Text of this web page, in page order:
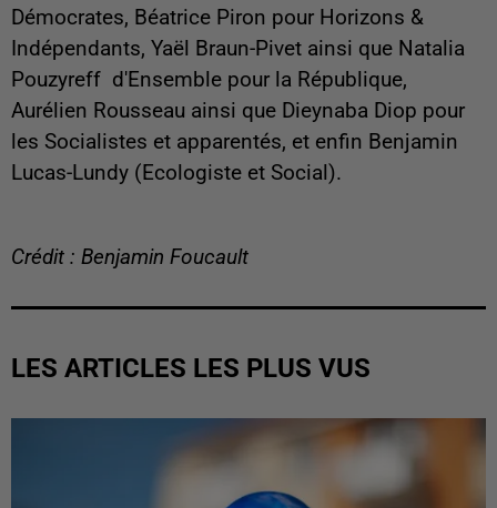
Démocrates, Béatrice Piron pour Horizons &
Indépendants, Yaël Braun-Pivet ainsi que Natalia
Pouzyreff d'Ensemble pour la République,
Aurélien Rousseau ainsi que Dieynaba Diop pour
les Socialistes et apparentés, et enfin Benjamin
Lucas-Lundy (Ecologiste et Social).
Crédit : Benjamin Foucault
LES ARTICLES LES PLUS VUS